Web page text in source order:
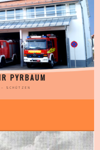
PYRBAUM
SCHÜTZEN